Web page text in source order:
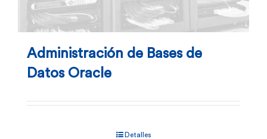
Administración de Bases de
Datos Oracle
Detalles